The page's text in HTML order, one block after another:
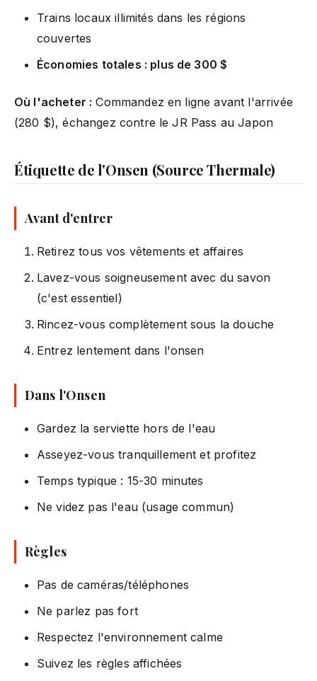
Trains locaux illimités dans les régions
couvertes
Économies totales : plus de 300 $
Où l'acheter : Commandez en ligne avant l'arrivée
(280 $), échangez contre le JR Pass au Japon
Étiquette de l'Onsen (Source Thermale)
Avant d'entrer
Retirez tous vos vêtements et affaires
Lavez-vous soigneusement avec du savon
(c'est essentiel)
Rincez-vous complètement sous la douche
Entrez lentement dans l'onsen
Dans l'Onsen
Gardez la serviette hors de l'eau
Asseyez-vous tranquillement et profitez
Temps typique : 15-30 minutes
Ne videz pas l'eau (usage commun)
Règles
Pas de caméras/téléphones
Ne parlez pas fort
Respectez l'environnement calme
Suivez les règles affichées